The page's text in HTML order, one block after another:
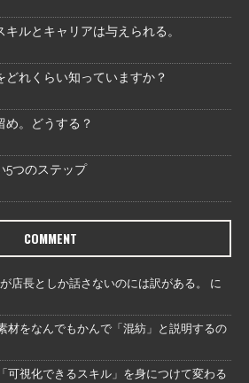
ルとキャリアは与えられる。
れくらい知っていますか？
め。どうする？
5つのステップ
COMMENT
店長としか話さないのには訳がある。
に
をなんでもかんで「混紡」と説明するの
可視化できるスキル」を身につけて変わる